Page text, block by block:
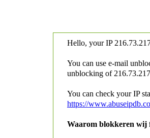
Hello, your IP
You can use e-mail
unblocking of
You can check your IP
https://
Waarom blokkeren wij